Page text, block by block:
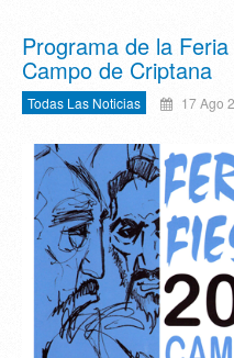
Programa de la
Campo de Criptana
Todas Las Noticias 17 Ago